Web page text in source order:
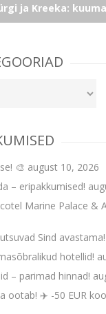
ja Kreeka:
🎨 august 10, 2026
– eripakkumised!
Marine Palace &
Sind
hotellid!
– parimad hinnad!
ootab! ✈️ -50 EUR